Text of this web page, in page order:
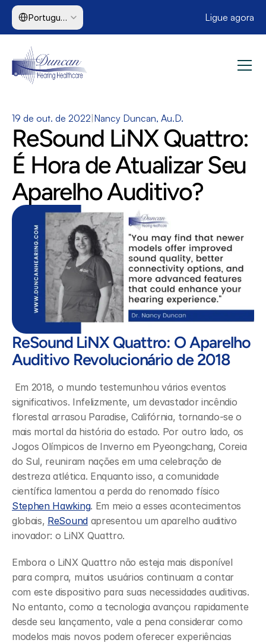
Select Language
Portuguese (Brazil) Ligue agora
19 de out. de 2022 Nancy Duncan, Au.D.
ReSound LiNX Quattro:
É Hora de Atualizar Seu
Aparelho Auditivo?
ReSound LiNX Quattro: O Aparelho
Auditivo Revolucionário de 2018
significativos. Infelizmente, um devastador incêndio
florestal arrasou Paradise, Califórnia, tornando-se o
mais mortal da história do estado. Por outro lado, os
Jogos Olímpicos de Inverno em Pyeongchang, Coreia
do Sul, reuniram nações em uma celebração de
destreza atlética. Enquanto isso, a comunidade
Stephen Hawking. Em meio a esses acontecimentos
globais, ReSound apresentou um aparelho auditivo
inovador: o LiNX Quattro.
Embora o LiNX Quattro não esteja mais disponível
para compra, muitos usuários continuam a contar
com este dispositivo para suas necessidades auditivas.
No entanto, como a tecnologia avançou rapidamente
desde seu lançamento, vale a pena considerar como
modelos mais novos podem oferecer experiências